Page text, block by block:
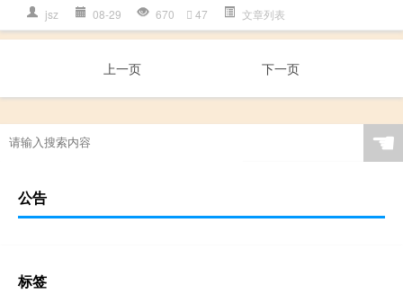
jsz 08-29 670 47 文章列表
上一页 下一页
☚
公告
标签